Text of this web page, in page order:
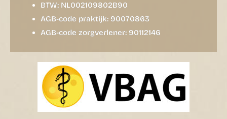
BTW: NL002109802B90
AGB-code praktijk: 90070863
AGB-code zorgverlener: 90112146